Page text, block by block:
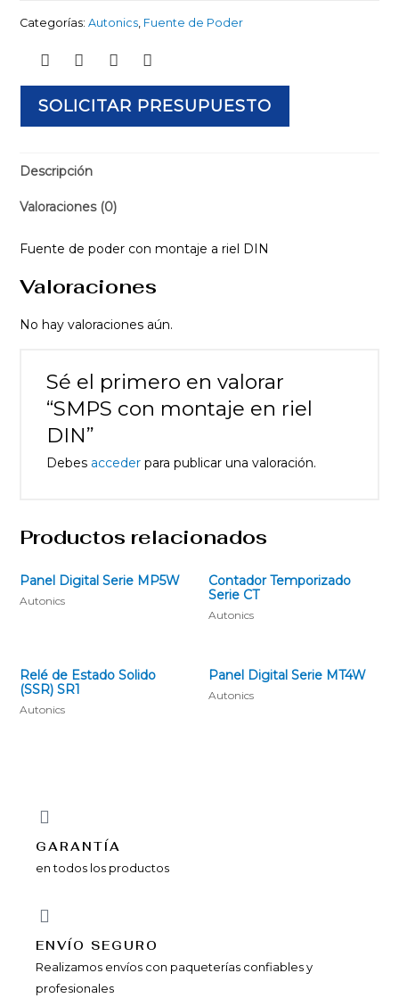
Categorías: Autonics, Fuente de Poder
SOLICITAR PRESUPUESTO
Descripción
Valoraciones (0)
Fuente de poder con montaje a riel DIN
Valoraciones
No hay valoraciones aún.
Sé el primero en valorar
“SMPS con montaje en riel
DIN”
Debes accederpara publicar una valoración.
Productos relacionados
Panel Digital Serie MP5W
Autonics
Contador Temporizado
Serie CT
Autonics
Relé de Estado Solido
(SSR) SR1
Autonics
Panel Digital Serie MT4W
Autonics
GARANTÍA
en todos los productos
ENVÍ­O SEGURO
Realizamos envíos con paqueterías confiables y
profesionales